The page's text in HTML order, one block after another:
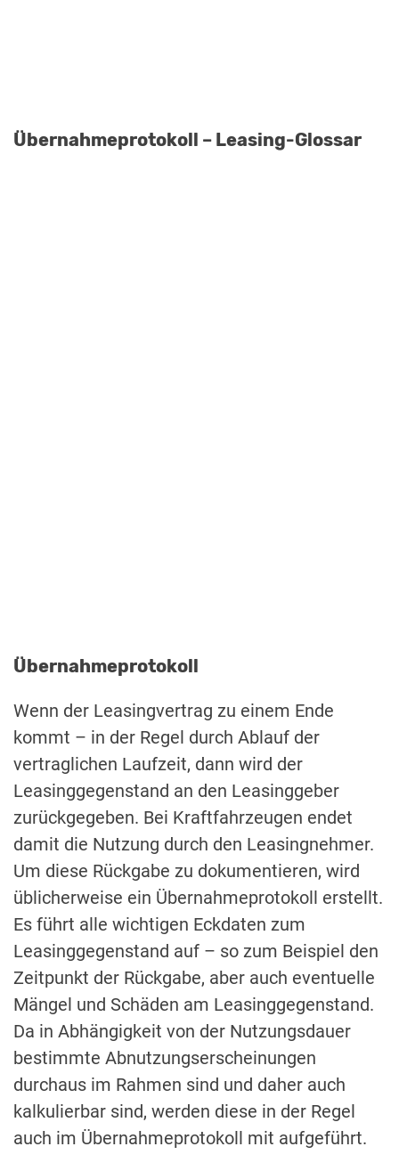
Übernahmeprotokoll – Leasing-Glossar
Übernahmeprotokoll
Wenn der Leasingvertrag zu einem Ende
kommt – in der Regel durch Ablauf der
vertraglichen Laufzeit, dann wird der
Leasinggegenstand an den Leasinggeber
zurückgegeben. Bei Kraftfahrzeugen endet
damit die Nutzung durch den Leasingnehmer.
Um diese Rückgabe zu dokumentieren, wird
üblicherweise ein Übernahmeprotokoll erstellt.
Es führt alle wichtigen Eckdaten zum
Leasinggegenstand auf – so zum Beispiel den
Zeitpunkt der Rückgabe, aber auch eventuelle
Mängel und Schäden am Leasinggegenstand.
Da in Abhängigkeit von der Nutzungsdauer
bestimmte Abnutzungserscheinungen
durchaus im Rahmen sind und daher auch
kalkulierbar sind, werden diese in der Regel
auch im Übernahmeprotokoll mit aufgeführt.